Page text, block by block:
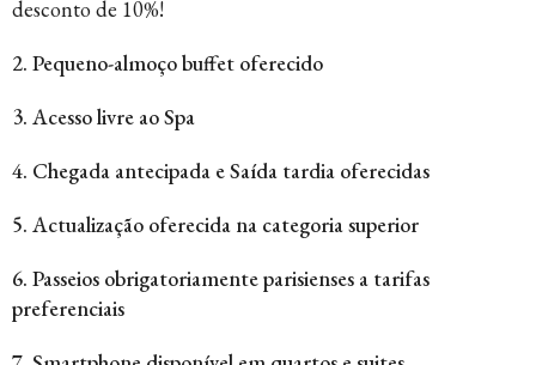
desconto de 10%!
2. Pequeno-almoço buffet oferecido
3. Acesso livre ao Spa
4. Chegada antecipada e Saída tardia oferecidas
5. Actualização oferecida na categoria superior
6. Passeios obrigatoriamente parisienses a tarifas
preferenciais